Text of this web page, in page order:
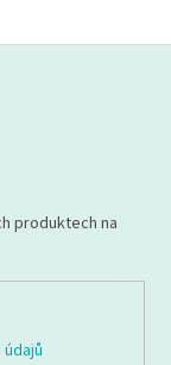
produktech na